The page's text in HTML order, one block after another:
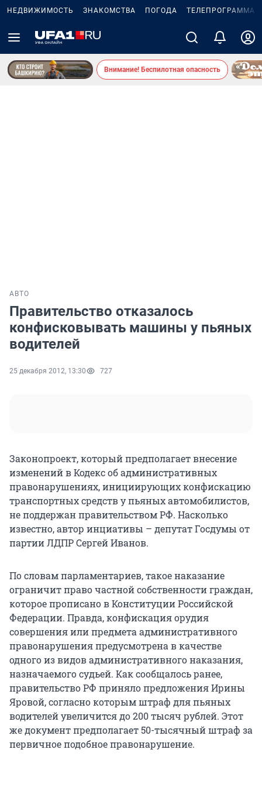
НЕДВИЖИМОСТЬ ЗНАКОМСТВА ПОГОДА ТЕЛЕПРОГРАММА
Внимание! Беспилотная опасность
АВТО
Правительство отказалось
конфисковывать машины у пьяных
водителей
25 декабря 2012, 13:30 727
Законопроект, который предполагает внесение
изменений в Кодекс об административных
правонарушениях, инициирующих конфискацию
транспортных средств у пьяных автомобилистов,
не поддержан правительством РФ. Насколько
известно, автор инциативы – депутат Госдумы от
партии ЛДПР Сергей Иванов.
По словам парламентариев, такое наказание
ограничит право частной собственности граждан,
которое прописано в Конституции Российской
Федерации. Правда, конфискация орудия
совершения или предмета административного
правонарушения предусмотрена в качестве
одного из видов административного наказания,
назначаемого судьей. Как сообщалось ранее,
правительство РФ приняло предложения Ирины
Яровой, согласно которым штраф для пьяных
водителей увеличится до 200 тысяч рублей. Этот
же документ предполагает 50-тысячный штраф за
первичное подобное правонарушение.